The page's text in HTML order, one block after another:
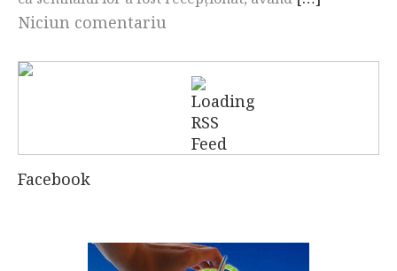
Niciun comentariu
Facebook